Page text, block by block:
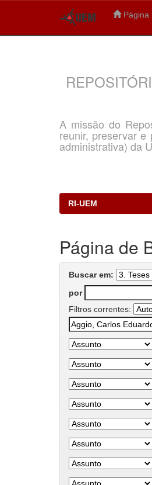
Página
A missão do
reunir, preservar
administrativa) da
RI-UEM
Página de
Buscar em:
por
Filtros correntes: